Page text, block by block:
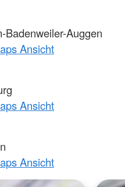
Badenweiler-Auggen
Ansicht
Ansicht
Ansicht